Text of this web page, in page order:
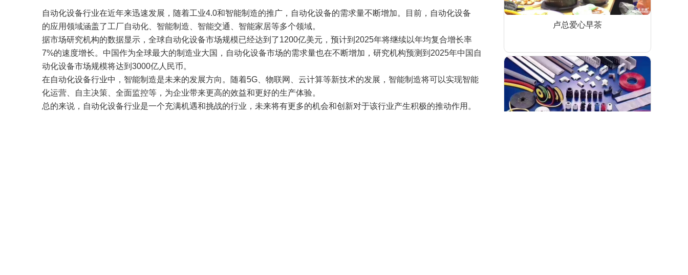
卢总爱心早茶
自动化设备行业在近年来迅速发展，随着工业4.0和智能制造的推广，自动化设备的需求量不断增加。目前，自动化设备
的应用领域涵盖了工厂自动化、智能制造、智能交通、智能家居等多个领域。
据市场研究机构的数据显示，全球自动化设备市场规模已经达到了1200亿美元，预计到2025年将继续以年均复合增长率
7%的速度增长。中国作为全球最大的制造业大国，自动化设备市场的需求量也在不断增加，研究机构预测到2025年中国自
动化设备市场规模将达到3000亿人民币。
在自动化设备行业中，智能制造是未来的发展方向。随着5G、物联网、云计算等新技术的发展，智能制造将可以实现智能
化运营、自主决策、全面监控等，为企业带来更高的效益和更好的生产体验。
总的来说，自动化设备行业是一个充满机遇和挑战的行业，未来将有更多的机会和创新对于该行业产生积极的推动作用。